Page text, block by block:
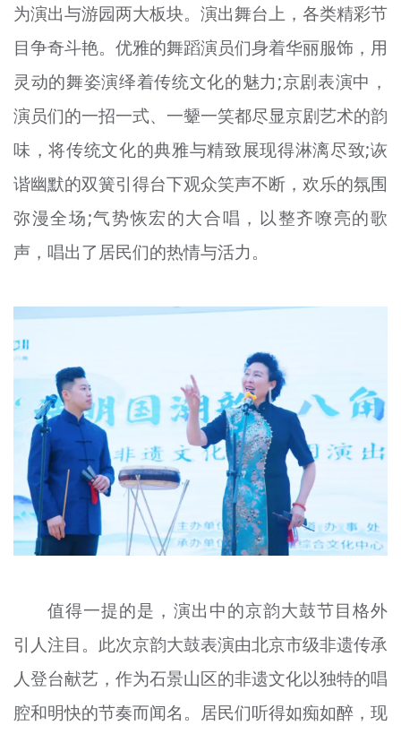
为演出与游园两大板块。演出舞台上，各类精彩节
目争奇斗艳。优雅的舞蹈演员们身着华丽服饰，用
灵动的舞姿演绎着传统文化的魅力;京剧表演中，
演员们的一招一式、一颦一笑都尽显京剧艺术的韵
味，将传统文化的典雅与精致展现得淋漓尽致;诙
谐幽默的双簧引得台下观众笑声不断，欢乐的氛围
弥漫全场;气势恢宏的大合唱，以整齐嘹亮的歌
声，唱出了居民们的热情与活力。
值得一提的是，演出中的京韵大鼓节目格外
引人注目。此次京韵大鼓表演由北京市级非遗传承
人登台献艺，作为石景山区的非遗文化以独特的唱
腔和明快的节奏而闻名。居民们听得如痴如醉，现